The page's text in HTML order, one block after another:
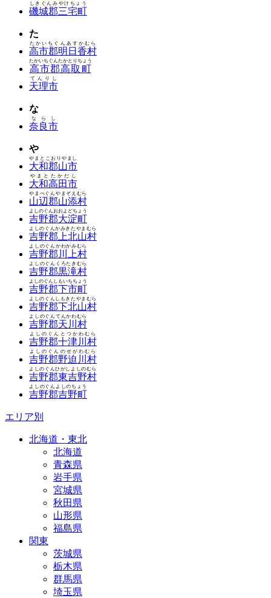
磯城郡三宅町
しきぐんみやけちょう
た
高市郡明日香村
たかいちぐんあすかむら
高市郡高取町
たかいちぐんたかとりちょう
天理市
てんりし
な
奈良市
ならし
や
大和郡山市
やまとこおりやまし
大和高田市
やまとたかだし
山辺郡山添村
やまべぐんやまぞえむら
吉野郡大淀町
よしのぐんおおよどちょう
吉野郡上北山村
よしのぐんかみきたやまむら
吉野郡川上村
よしのぐんかわかみむら
吉野郡黒滝村
よしのぐんくろたきむら
吉野郡下市町
よしのぐんしもいちちょう
吉野郡下北山村
よしのぐんしもきたやまむら
吉野郡天川村
よしのぐんてんかわむら
吉野郡十津川村
よしのぐんとつかわむら
吉野郡野迫川村
よしのぐんのせがわむら
吉野郡東吉野村
よしのぐんひがしよしのむら
吉野郡吉野町
よしのぐんよしのちょう
エリア別
北海道・東北
北海道
青森県
岩手県
宮城県
秋田県
山形県
福島県
関東
茨城県
栃木県
群馬県
埼玉県